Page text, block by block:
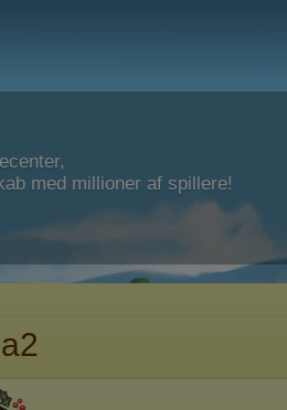
med millioner af spillere!